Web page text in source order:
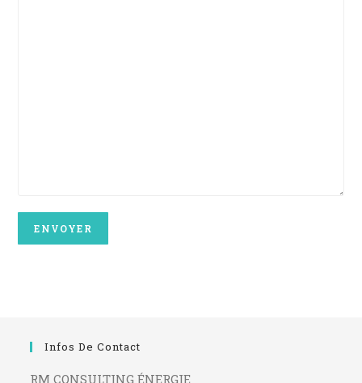
Infos De Contact
RM CONSULTING ÉNERGIE